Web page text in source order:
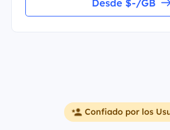
Desde $-/GB
Confiado por los